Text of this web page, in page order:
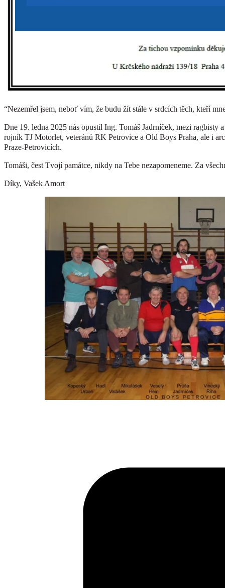
“Nezemřel jsem, neboť vím, že budu žít stále v srdcích těch, kteří
Dne 19. ledna 2025 nás opustil Ing. Tomáš Jadrníček, mezi ragbisty
rojník TJ Motorlet, veteránů RK Petrovice a Old Boys Praha, ale i
Praze-Petrovicích.
Tomáši, čest Tvojí památce, nikdy na Tebe nezapomeneme. Za
Díky, Vašek Amort